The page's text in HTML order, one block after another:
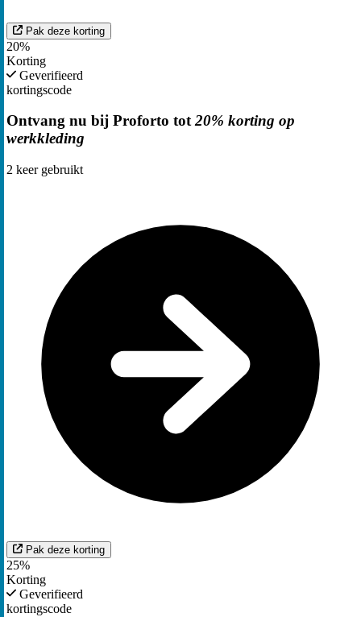
Pak deze korting
20%
Korting
Geverifieerd
kortingscode
Ontvang nu bij Proforto tot20% korting op
werkkleding
2 keer gebruikt
Pak deze korting
25%
Korting
Geverifieerd
kortingscode